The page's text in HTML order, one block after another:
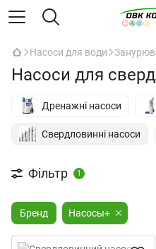
Насоси для води
Насоси для
Дренажні насоси
Свердловинні насоси
Фільтр 1
Бренд Насосы+